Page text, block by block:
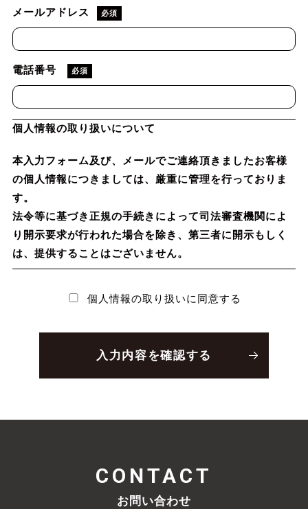
メールアドレス 必須
電話番号 必須
個人情報の取り扱いについて
本入力フォーム及び、メールでご連絡頂きましたお客様
の個人情報につきましては、厳重に管理を行っておりま
す。
法令等に基づき正規の手続きによって司法審査機関によ
り開示要求が行われた場合を除き、第三者に開示もしく
は、提供することはございません。
個人情報の取り扱いに同意する
CONTACT
お問い合わせ